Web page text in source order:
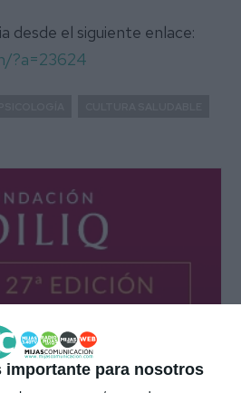
importante para nosotros
desde el siguiente enlace:
?a=23624